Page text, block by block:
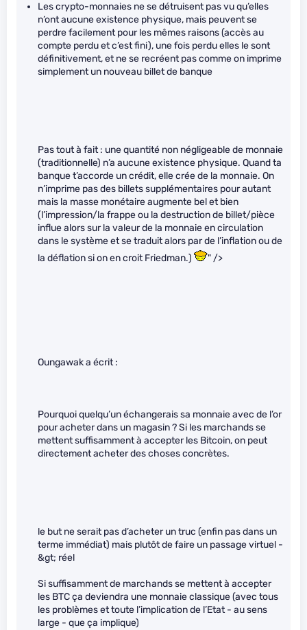
Les crypto-monnaies ne se détruisent pas vu qu’elles
n’ont aucune existence physique, mais peuvent se
perdre facilement pour les mêmes raisons (accès au
compte perdu et c’est fini), une fois perdu elles le sont
définitivement, et ne se recréent pas comme on imprime
simplement un nouveau billet de banque
Pas tout à fait : une quantité non négligeable de monnaie
(traditionnelle) n’a aucune existence physique. Quand ta
banque t’accorde un crédit, elle crée de la monnaie. On
n’imprime pas des billets supplémentaires pour autant
mais la masse monétaire augmente bel et bien
(l’impression/la frappe ou la destruction de billet/pièce
influe alors sur la valeur de la monnaie en circulation
dans le système et se traduit alors par de l’inflation ou de
la déflation si on en croit Friedman.)
" />
Oungawak a écrit :
Pourquoi quelqu’un échangerais sa monnaie avec de l’or
pour acheter dans un magasin ? Si les marchands se
mettent suffisamment à accepter les Bitcoin, on peut
directement acheter des choses concrètes.
le but ne serait pas d’acheter un truc (enfin pas dans un
terme immédiat) mais plutôt de faire un passage virtuel -
&gt; réel
Si suffisamment de marchands se mettent à accepter
les BTC ça deviendra une monnaie classique (avec tous
les problèmes et toute l’implication de l’Etat - au sens
large - que ça implique)